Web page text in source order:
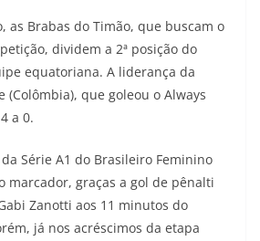
as Brabas do Timão, que buscam o
dividem a 2ª posição do
equatoriana. A liderança da
(Colômbia), que goleou o Always
a 0.
Série A1 do Brasileiro Feminino
marcador, graças a gol de pênalti
Zanotti aos 11 minutos do
já nos acréscimos da etapa